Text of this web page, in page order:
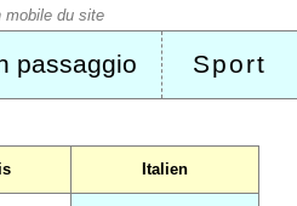
passaggio Sport
Italien